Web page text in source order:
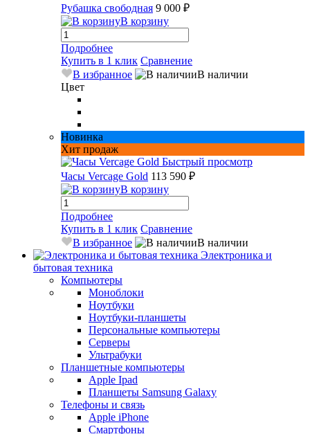
Рубашка свободная 9 000 ₽
В корзину
Подробнее
Купить в 1 клик Сравнение
В избранное
В наличии
Цвет
Новинка
Хит продаж
Быстрый просмотр
Часы Vercage Gold 113 590 ₽
В корзину
Подробнее
Купить в 1 клик Сравнение
В избранное
В наличии
Электроника и
бытовая техника
Компьютеры
Моноблоки
Ноутбуки
Ноутбуки-планшеты
Персональные компьютеры
Серверы
Ультрабуки
Планшетные компьютеры
Apple Ipad
Планшеты Samsung Galaxy
Телефоны и связь
Apple iPhone
Смартфоны